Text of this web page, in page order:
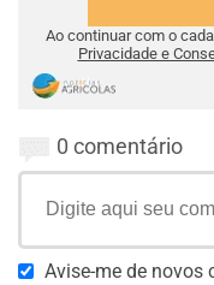
Ao continuar com o
Privacidade e
0 comentário
Avise-me de novos